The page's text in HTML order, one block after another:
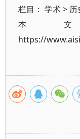
栏目： 学术> 历
本
https://